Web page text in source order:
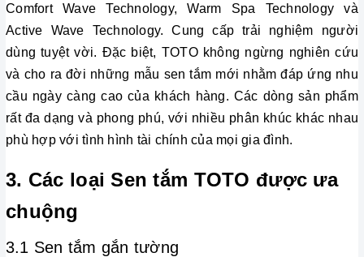
Comfort Wave Technology, Warm Spa Technology và
Active Wave Technology. Cung cấp trải nghiệm người
dùng tuyệt vời. Đặc biệt, TOTO không ngừng nghiên cứu
và cho ra đời những mẫu sen tắm mới nhằm đáp ứng nhu
cầu ngày càng cao của khách hàng. Các dòng sản phẩm
rất đa dạng và phong phú, với nhiều phân khúc khác nhau
phù hợp với tình hình tài chính của mọi gia đình.
3. Các loại Sen tắm TOTO được ưa
chuộng
3.1 Sen tắm gắn tường